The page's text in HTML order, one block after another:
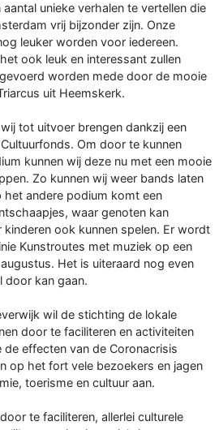
unieke verhalen te vertellen die
vrij bijzonder zijn. Onze
leuker worden voor iedereen.
ook leuk en interessant zullen
worden mede door de mooie
uit Heemskerk.
tot uitvoer brengen dankzij een
Om door te kunnen
kunnen wij deze nu met een mooie
Zo kunnen wij weer bands laten
andere podium komt een
waar genoten kan
ook kunnen spelen. Er wordt
Kunstroutes met muziek op een
Het is uiteraard nog even
door kan gaan.
wil de stichting de lokale
door te faciliteren en activiteiten
de effecten van de Coronacrisis
op het fort vele bezoekers en jagen
toerisme en cultuur aan.
te faciliteren, allerlei culturele